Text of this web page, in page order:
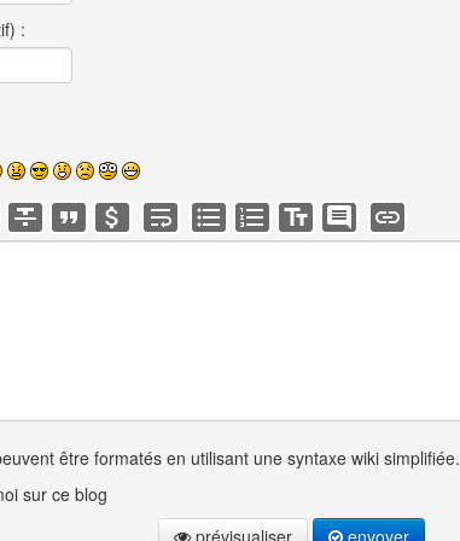
:
être formatés en utilisant une syntaxe wiki simplifiée.
sur ce blog